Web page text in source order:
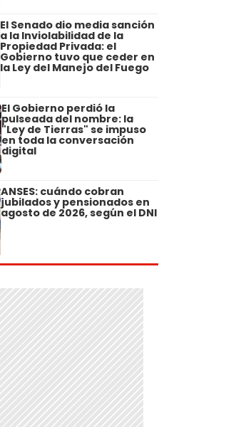
El Senado dio media sanción
a la Inviolabilidad de la
Propiedad Privada: el
Gobierno tuvo que ceder en
la Ley del Manejo del Fuego
El Gobierno perdió la
pulseada del nombre: la
"Ley de Tierras" se impuso
en toda la conversación
digital
ANSES: cuándo cobran
jubilados y pensionados en
agosto de 2026, según el DNI